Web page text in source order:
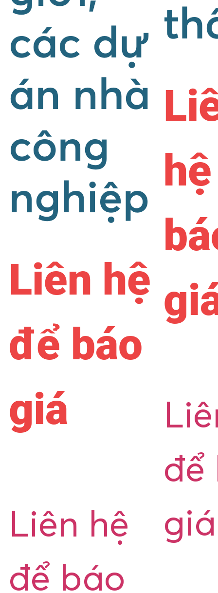
các dự
án nhà
công
nghiệp
Liên hệ
để báo
giá
Liên hệ
để báo
để
giá